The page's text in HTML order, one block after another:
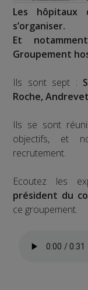
Les hôpitaux
s’organiser.
Et
Groupement
Ils sont sept :
Roche,
Ils se sont
objectifs, et
recrutement.
Ecoutez les
président du
ce groupement.